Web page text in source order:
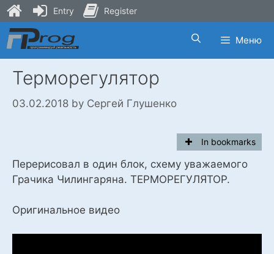
Skip
to
content
Меню
Терморегулятор
03.02.2018 by Сергей Глушенко
In bookmarks
Перерисовал в один блок, схему уважаемого
Грачика Чилингаряна. ТЕРМОРЕГУЛЯТОР.
Оригинальное видео
Entry Register